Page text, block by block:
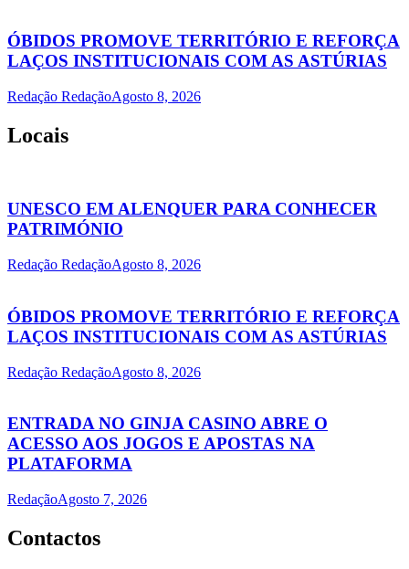
ÓBIDOS PROMOVE TERRITÓRIO E REFORÇA
LAÇOS INSTITUCIONAIS COM AS ASTÚRIAS
Redação RedaçãoAgosto 8, 2026
Locais
UNESCO EM ALENQUER PARA CONHECER
PATRIMÓNIO
Redação RedaçãoAgosto 8, 2026
ÓBIDOS PROMOVE TERRITÓRIO E REFORÇA
LAÇOS INSTITUCIONAIS COM AS ASTÚRIAS
Redação RedaçãoAgosto 8, 2026
ENTRADA NO GINJA CASINO ABRE O
ACESSO AOS JOGOS E APOSTAS NA
PLATAFORMA
RedaçãoAgosto 7, 2026
Contactos